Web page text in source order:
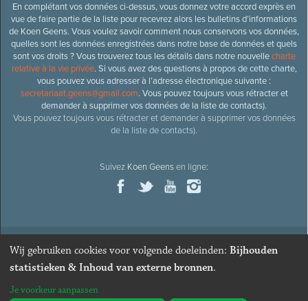
En complétant vos données ci-dessus, vous donnez votre accord exprès en
vue de faire partie de la liste pour recevrez alors les bulletins d’informations
de Koen Geens. Vous voulez savoir comment nous conservons vos données,
quelles sont les données enregistrées dans notre base de données et quels
sont vos droits ? Vous trouverez tous les détails dans notre nouvellecharte
relative à la vie privée. Si vous avez des questions à propos de cette charte,
vous pouvez vous adresser à l’adresse électronique suivante :
secretariaat.geens@gmail.com. Vous pouvez toujours vous rétracter et
demander à supprimer vos données de la liste de contacts).
Vous pouvez toujours vous rétracter et demander à supprimer vos données
de la liste de contacts).
Suivez Koen Geensen ligne:
© 2026Ancien ministre et député honoraire
Webdesign & développement par Zenjoy de Louvain
Wij gebruiken cookies voor volgende doeleinden: Bijhouden
statistieken & Inhoud van externe bronnen.
Je voorkeur aanpassen